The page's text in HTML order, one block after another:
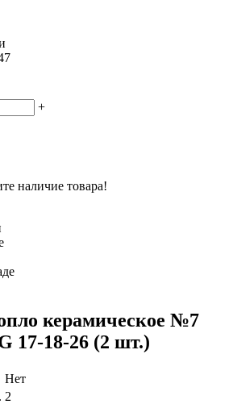
+
наличие товара!
керамическое №7
17-18-26 (2 шт.)
Нет
2